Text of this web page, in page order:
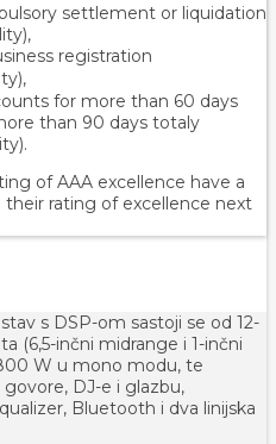
settlement or liquidation
registration
),
for more than 60 days
than 90 days totaly
of AAA excellence have a
rating of excellence next
s DSP-om sastoji se od 12-
(6,5-inčni midrange i 1-inčni
W u mono modu, te
DJ-e i glazbu,
Bluetooth i dva linijska